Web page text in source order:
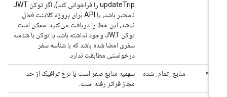
updateTrip را فراخوانی کند)، اگر توکن JWT
نامعتبر باشد، یا API برای پروژه کلاینت فعال
نباشد، این خطا را دریافت می‌کنید. ممکن است
توکن JWT وجود نداشته باشد یا توکن با شناسه
سفری امضا شده باشد که با شناسه سفر
درخواستی مطابقت ندارد.
منابع_تمام_شده
سهمیه منابع صفر است یا نرخ ترافیک از حد
مجاز فراتر رفته است.